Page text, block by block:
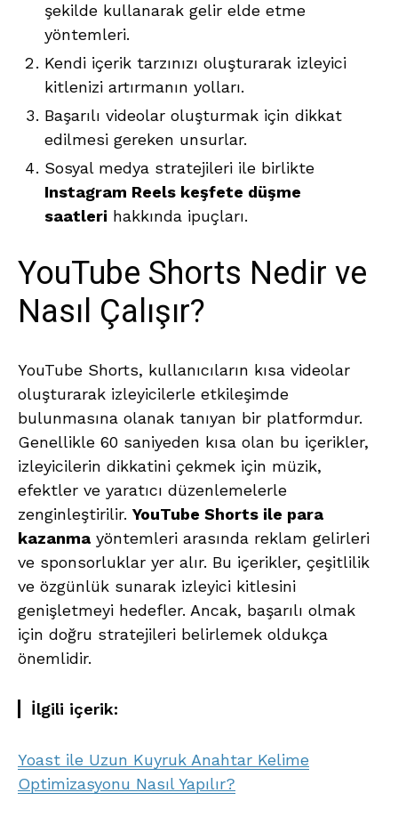
şekilde kullanarak gelir elde etme
yöntemleri.
Kendi içerik tarzınızı oluşturarak izleyici
kitlenizi artırmanın yolları.
Başarılı videolar oluşturmak için dikkat
edilmesi gereken unsurlar.
Sosyal medya stratejileri ile birlikte
Instagram Reels keşfete düşme
saatleri hakkında ipuçları.
YouTube Shorts Nedir ve
Nasıl Çalışır?
YouTube Shorts, kullanıcıların kısa videolar
oluşturarak izleyicilerle etkileşimde
bulunmasına olanak tanıyan bir platformdur.
Genellikle 60 saniyeden kısa olan bu içerikler,
izleyicilerin dikkatini çekmek için müzik,
efektler ve yaratıcı düzenlemelerle
zenginleştirilir. YouTube Shorts ile para
kazanma yöntemleri arasında reklam gelirleri
ve sponsorluklar yer alır. Bu içerikler, çeşitlilik
ve özgünlük sunarak izleyici kitlesini
genişletmeyi hedefler. Ancak, başarılı olmak
için doğru stratejileri belirlemek oldukça
önemlidir.
İlgili içerik:
Yoast ile Uzun Kuyruk Anahtar Kelime
Optimizasyonu Nasıl Yapılır?